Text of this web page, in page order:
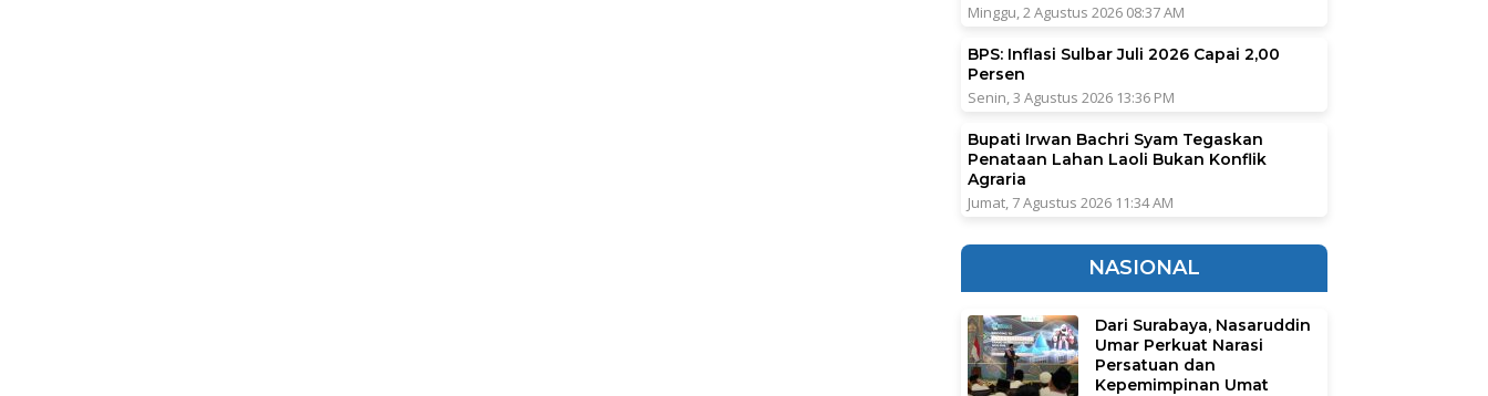
Minggu, 2 Agustus 2026 08:37 AM
BPS: Inflasi Sulbar Juli 2026 Capai 2,00
Persen
Senin, 3 Agustus 2026 13:36 PM
Bupati Irwan Bachri Syam Tegaskan
Penataan Lahan Laoli Bukan Konflik
Agraria
Jumat, 7 Agustus 2026 11:34 AM
NASIONAL
Dari Surabaya, Nasaruddin
Umar Perkuat Narasi
Persatuan dan
Kepemimpinan Umat